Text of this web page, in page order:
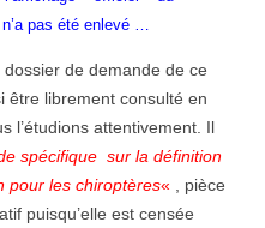
pas été enlevé …
de demande de ce
être librement consulté en
l’étudions attentivement. Il
spécifique sur la définition
pour les chiroptères«
, pièce
puisqu’elle est censée